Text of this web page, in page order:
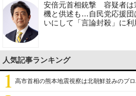
安倍元首相銃撃 容疑者は
機と供述も…自民党応援団
いにして「言論封殺」に利
人気記事ランキング
高市首相の熊本地震視察は北朝鮮並みのプロ